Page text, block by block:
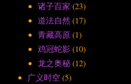
诸子百家 (23)
道法自然 (17)
青藏高原(1)
鸡冠蛇影(10)
龙之奥秘(12)
广义时空 (5)